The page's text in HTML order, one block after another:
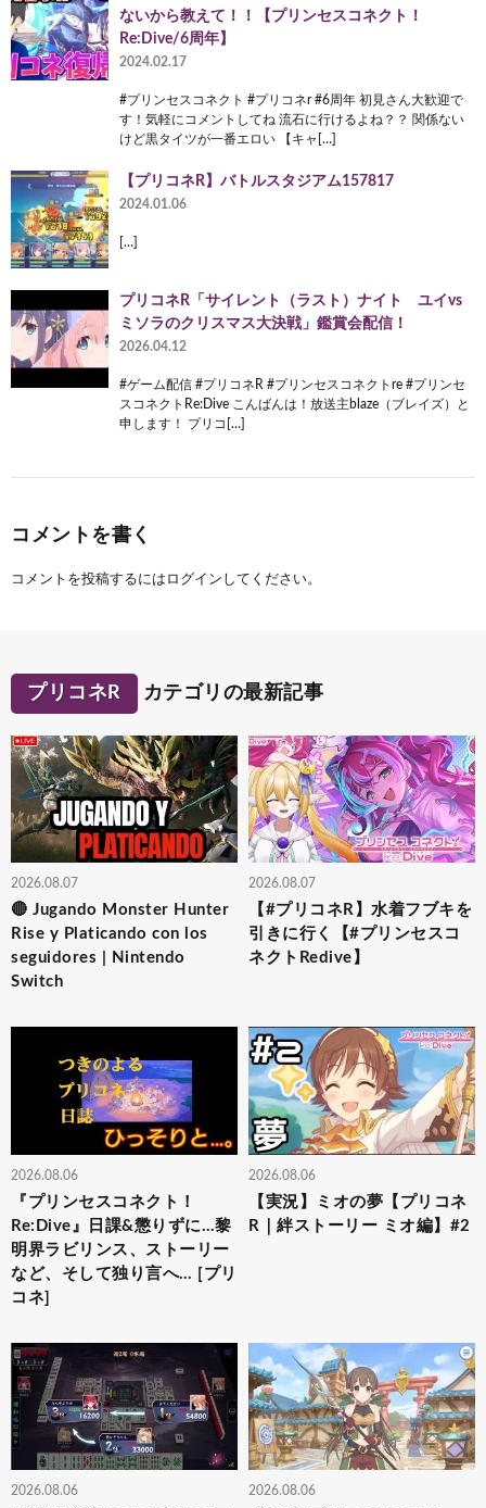
ないから教えて！！【プリンセスコネクト！
Re:Dive/6周年】
2024.02.17
#プリンセスコネクト #プリコネr #6周年 初見さん大歓迎で
す！気軽にコメントしてね 流石に行けるよね？？ 関係ない
けど黒タイツが一番エロい 【キャ[…]
【プリコネR】バトルスタジアム157817
2024.01.06
[…]
プリコネR「サイレント（ラスト）ナイト ユイvs
ミソラのクリスマス大決戦」鑑賞会配信！
2026.04.12
#ゲーム配信 #プリコネR #プリンセスコネクトre #プリンセ
スコネクトRe:Dive こんばんは！放送主blaze（ブレイズ）と
申します！ プリコ[…]
コメントを書く
コメントを投稿するには ログイン してください。
プリコネR カテゴリの最新記事
2026.08.07
🔴 Jugando Monster Hunter
Rise y Platicando con los
seguidores | Nintendo
Switch
2026.08.07
【#プリコネR】水着フブキを
引きに行く【#プリンセスコ
ネクトRedive】
2026.08.06
『プリンセスコネクト！
Re:Dive』日課&懲りずに…黎
明界ラビリンス、ストーリー
など、そして独り言へ… [プリ
コネ]
2026.08.06
【実況】ミオの夢【プリコネ
R｜絆ストーリー ミオ編】#2
2026.08.06 2026.08.06